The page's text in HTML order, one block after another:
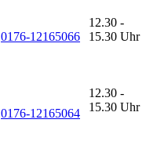
0176-12165066
12.30 -
15.30 Uhr
0176-12165064
12.30 -
15.30 Uhr